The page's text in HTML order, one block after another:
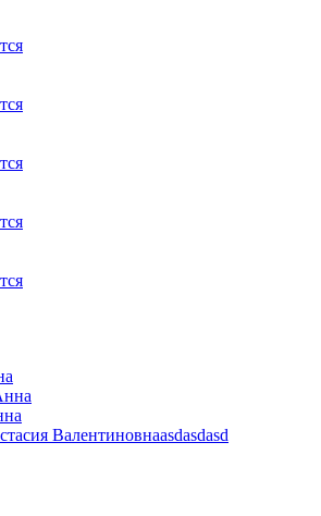
Валентиновнаasdasdasd